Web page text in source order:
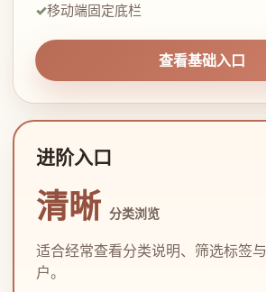
移动端固定底栏
查看基础入口
进阶入口
清晰 分类浏览
适合经常查看分类说明、筛选标签
户。